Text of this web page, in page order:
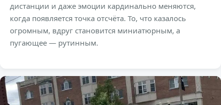
дистанции и даже эмоции кардинально меняются,
когда появляется точка отсчёта. То, что казалось
огромным, вдруг становится миниатюрным, а
пугающее — рутинным.